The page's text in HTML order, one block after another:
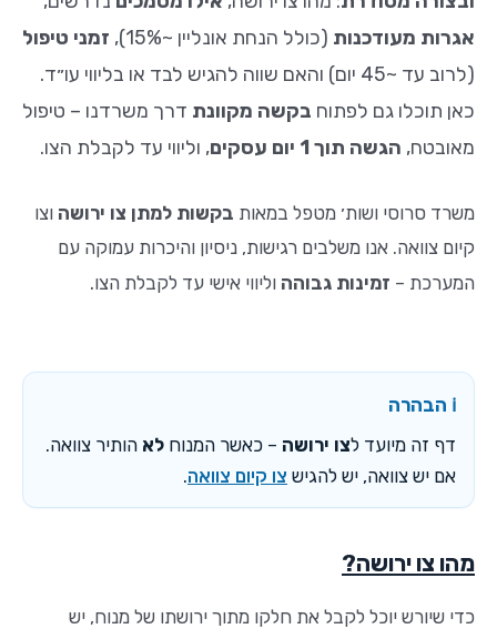
לאפס
כל
cached
הצהרת נגישות
אגרות מעודכנות (כולל הנחת אונליין ~15%),
זמני טיפול
(לרוב עד ~45 יום) והאם שווה להגיש לבד או בליווי עו״ד.
כאן תוכלו גם לפתוח בקשה מקוונת דרך משרדנו – טיפול
מאובטח, הגשה תוך 1 יום עסקים , וליווי עד לקבלת הצו.
משרד סרוסי ושות׳ מטפל במאות בקשות למתן צו ירושה וצו
קיום צוואה. אנו משלבים רגישות, ניסיון והיכרות עמוקה עם
המערכת – זמינות גבוהה וליווי אישי עד לקבלת הצו.
ℹ️ הבהרה
דף זה מיועד לצו ירושה – כאשר המנוח לא הותיר צוואה.
אם יש צוואה, יש להגיש צו קיום צוואה.
מהו צו ירושה?
כדי שיורש יוכל לקבל את חלקו מתוך ירושתו של מנוח, יש